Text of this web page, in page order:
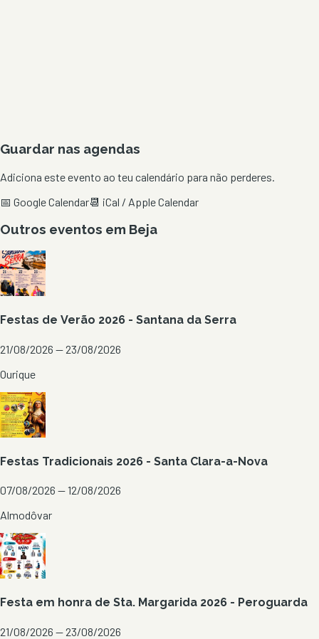
Guardar nas agendas
Adiciona este evento ao teu calendário para não perderes.
📅 Google Calendar📆 iCal / Apple Calendar
Outros eventos em Beja
Festas de Verão 2026 - Santana da Serra
21/08/2026 — 23/08/2026
Ourique
Festas Tradicionais 2026 - Santa Clara-a-Nova
07/08/2026 — 12/08/2026
Almodôvar
Festa em honra de Sta. Margarida 2026 - Peroguarda
21/08/2026 — 23/08/2026